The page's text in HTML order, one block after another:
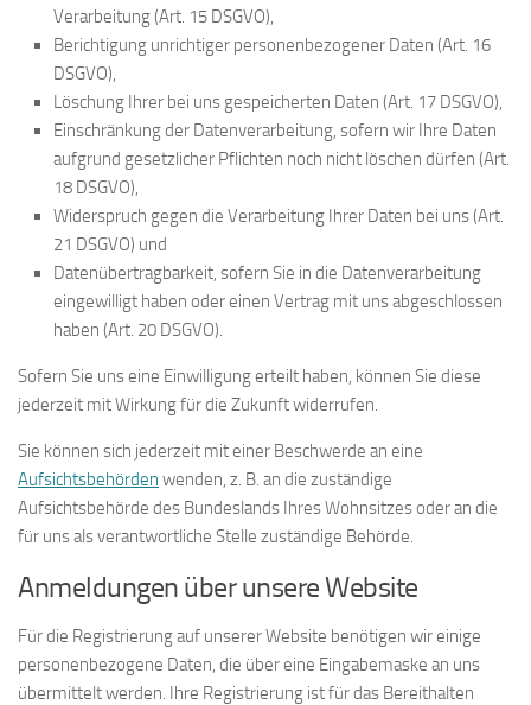
Verarbeitung (Art. 15 DSGVO),
Berichtigung unrichtiger personenbezogener Daten (Art. 16
DSGVO),
Löschung Ihrer bei uns gespeicherten Daten (Art. 17 DSGVO),
Einschränkung der Datenverarbeitung, sofern wir Ihre Daten
aufgrund gesetzlicher Pflichten noch nicht löschen dürfen (Art.
18 DSGVO),
Widerspruch gegen die Verarbeitung Ihrer Daten bei uns (Art.
21 DSGVO) und
Datenübertragbarkeit, sofern Sie in die Datenverarbeitung
eingewilligt haben oder einen Vertrag mit uns abgeschlossen
haben (Art. 20 DSGVO).
Sofern Sie uns eine Einwilligung erteilt haben, können Sie diese
jederzeit mit Wirkung für die Zukunft widerrufen.
Sie können sich jederzeit mit einer Beschwerde an eine
Aufsichtsbehörden wenden, z. B. an die zuständige
Aufsichtsbehörde des Bundeslands Ihres Wohnsitzes oder an die
für uns als verantwortliche Stelle zuständige Behörde.
Anmeldungen über unsere Website
Für die Registrierung auf unserer Website benötigen wir einige
personenbezogene Daten, die über eine Eingabemaske an uns
übermittelt werden. Ihre Registrierung ist für das Bereithalten